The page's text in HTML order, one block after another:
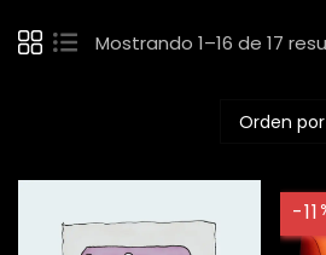
Mostrando 1–16 de 17
-11